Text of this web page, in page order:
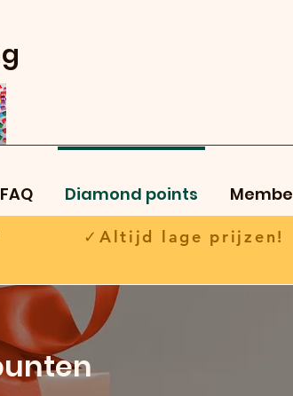
FAQ Diamond points
✓Altijd lage